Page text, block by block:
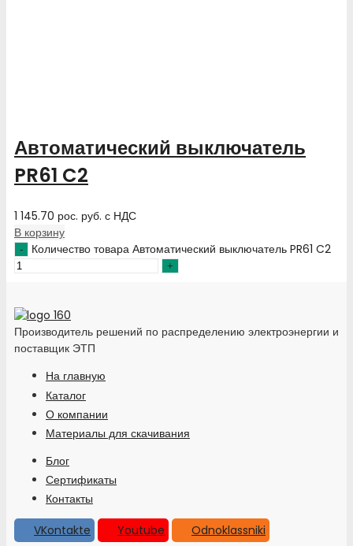
Автоматический выключатель
PR61 C2
1 145.70 рос. руб. с НДС
В корзину
Количество товара Автоматический выключатель PR61 C2
Производитель решений по распределению электроэнергии и
поставщик ЭТП
На главную
Каталог
О компании
Материалы для скачивания
Блог
Сертификаты
Контакты
VKontakte
Youtube Odnoklassniki